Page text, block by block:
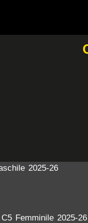
2025-26
Femminile 2025-26